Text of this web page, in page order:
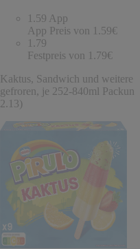
1.59 App
App Preis von 1.59€
1.79
Festpreis von 1.79€
Kaktus, Sandwich und weitere
gefroren, je 252-840ml
2.13)